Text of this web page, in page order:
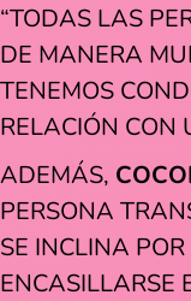
“TODAS LAS
DE MANERA
TENEMOS
RELACIÓN CON
ADEMÁS,
PERSONA
SE INCLINA
ENCASILLARSE